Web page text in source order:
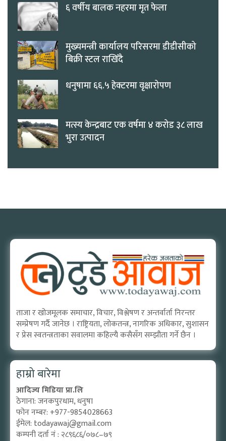
६ वर्षीय बालक नहरमा मृत फेला
मुख्यमन्त्री कार्यालय परिसरमा डीडीसीको
बिक्री स्टल राखिँदै
धनुषामा ६६.५ हेक्टरमा वृक्षारोपण
मत्स्य केन्द्रबाट एक वर्षमा ४ करोड ३८ लाख
भुरा उत्पादन
ताजा र खोजमूलक समाचार, विचार, विश्लेषण र अन्तर्वार्ता निरन्तर
सम्प्रेषण गर्दै जानेछ । राष्ट्रियता, लोकतन्त्र, नागरिक अधिकार, सुशासन
र प्रेस स्वतन्त्रताका सवालमा कहिल्यै कसैसँग सम्झौता गर्ने छैन ।
हाम्रो बारेमा
आदिज्य मिडिया प्रा.लि
ठेगाना: जनकपुरधाम, धनुषा
फोन नम्बर: +977-9854028663
ईमेल: todayawaj@gmail.com
कम्पनी दर्ता नं : २८९६८६/०७८–७९